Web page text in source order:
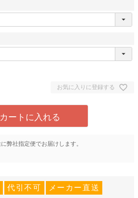
お気に入りに登録する
カートに入れる
に弊社指定便でお届けします。
代引不可 メーカー直送